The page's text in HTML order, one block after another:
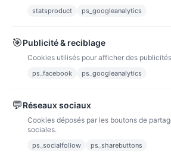
Paiements sécurisés via paypal et
Fidélité
statsproduct ps_googleanalytics
🎯Publicité & reciblage
Cookies utilisés pour afficher des
ps_facebook ps_googleanalytics
💬Réseaux sociaux
Cookies déposés par les boutons de
sociales.
ps_socialfollow ps_sharebuttons